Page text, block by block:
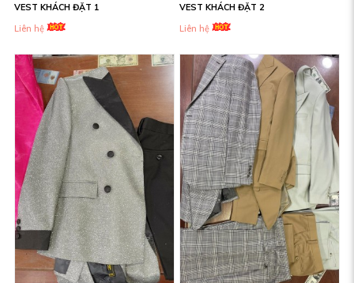
VEST KHÁCH ĐẶT 1
Liên hệ
VEST KHÁCH ĐẶT 2
Liên hệ